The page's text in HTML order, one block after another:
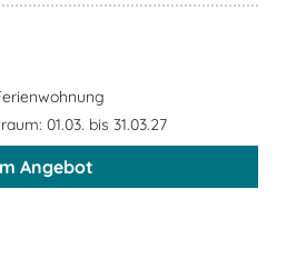
01.03. bis 31.03.27
Angebot